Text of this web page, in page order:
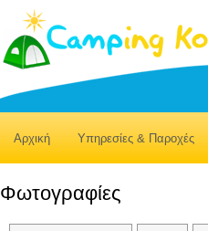
Αρχική Υπηρεσίες & Παροχές
Φωτογραφίες